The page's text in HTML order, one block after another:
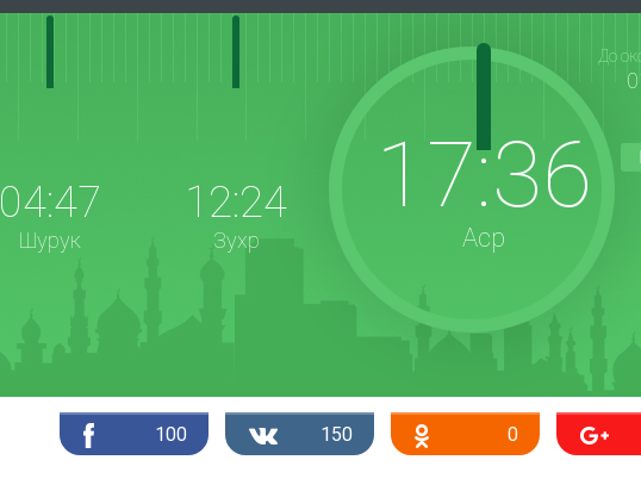
04:47
Шурук
12:24
Зухр
До
17:36
Аср
100 150 0